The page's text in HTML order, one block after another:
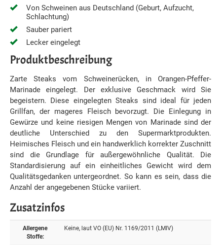
Von Schweinen aus Deutschland (Geburt, Aufzucht,
Schlachtung)
Sauber pariert
Lecker eingelegt
Produktbeschreibung
Zarte Steaks vom Schweinerücken, in Orangen-Pfeffer-
Marinade eingelegt. Der exklusive Geschmack wird Sie
begeistern. Diese eingelegten Steaks sind ideal für jeden
Grillfan, der mageres Fleisch bevorzugt. Die Einlegung in
Gewürze und keine riesigen Mengen von Marinade sind der
deutliche Unterschied zu den Supermarktprodukten.
Heimisches Fleisch und ein handwerklich korrekter Zuschnitt
sind die Grundlage für außergewöhnliche Qualität. Die
Standardisierung auf ein einheitliches Gewicht wird dem
Qualitätsgedanken untergeordnet. So kann es sein, dass die
Anzahl der angegebenen Stücke variiert.
Zusatzinfos
Allergene
Stoffe:
Keine, laut VO (EU) Nr. 1169/2011 (LMIV)